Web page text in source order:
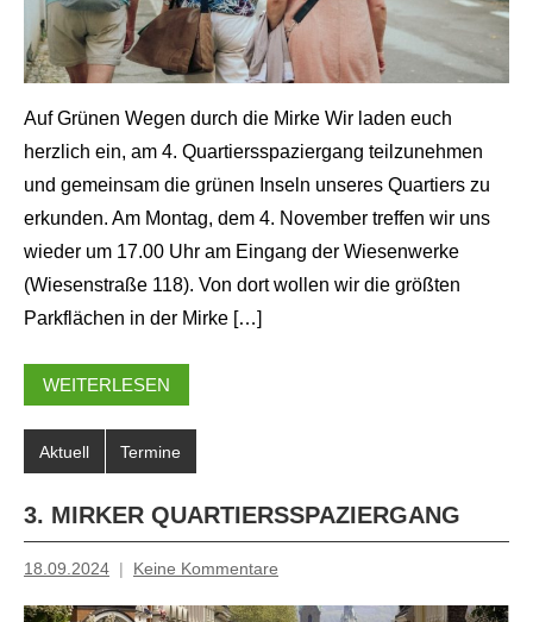
Foto von Judy
Auf Grünen Wegen durch die Mirke Wir laden euch
herzlich ein, am 4. Quartiersspaziergang teilzunehmen
und gemeinsam die grünen Inseln unseres Quartiers zu
erkunden. Am Montag, dem 4. November treffen wir uns
wieder um 17.00 Uhr am Eingang der Wiesenwerke
(Wiesenstraße 118). Von dort wollen wir die größten
Parkflächen in der Mirke […]
WEITERLESEN
Aktuell Termine
3. MIRKER QUARTIERSSPAZIERGANG
18.09.2024
Inge
Grau
Keine Kommentare